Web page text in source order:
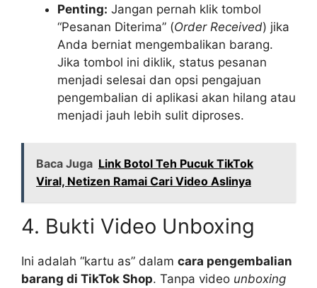
Penting: Jangan pernah klik tombol
“Pesanan Diterima” (Order Received) jika
Anda berniat mengembalikan barang.
Jika tombol ini diklik, status pesanan
menjadi selesai dan opsi pengajuan
pengembalian di aplikasi akan hilang atau
menjadi jauh lebih sulit diproses.
Baca Juga Link Botol Teh Pucuk TikTok
Viral, Netizen Ramai Cari Video Aslinya
4. Bukti Video Unboxing
Ini adalah “kartu as” dalam cara pengembalian
barang di TikTok Shop. Tanpa video unboxing